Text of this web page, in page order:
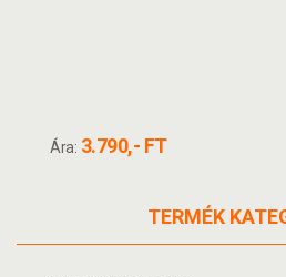
Ára: 3.790,- FT
TERMÉK